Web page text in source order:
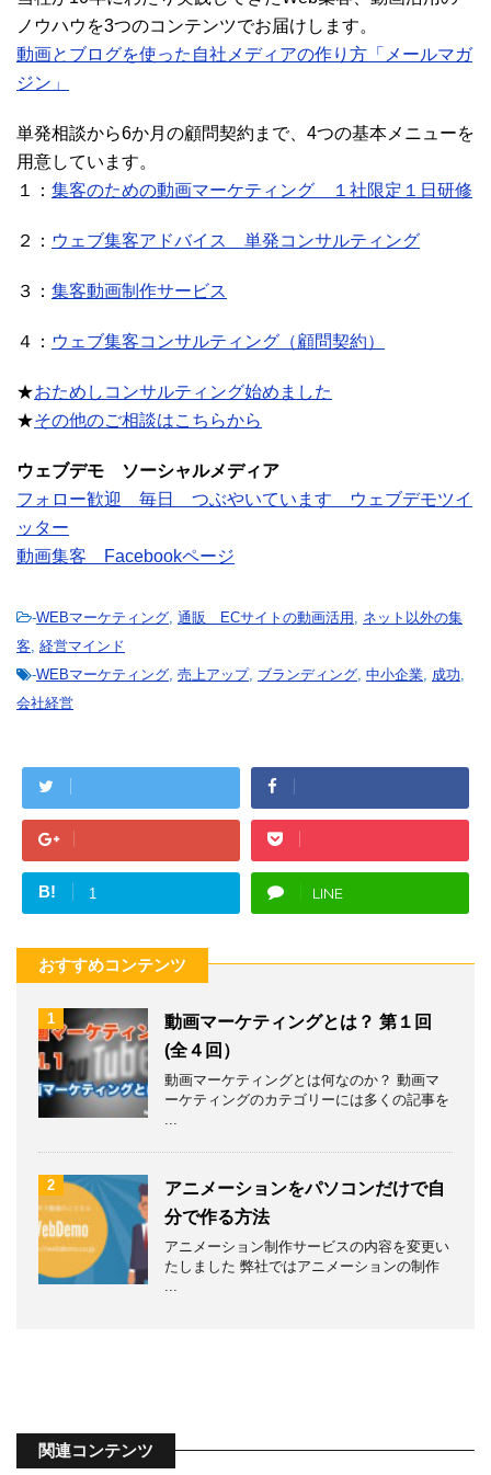
ノウハウを3つのコンテンツでお届けします。
動画とブログを使った自社メディアの作り方「メールマガ
ジン」
単発相談から6か月の顧問契約まで、4つの基本メニューを
用意しています。
１： 集客のための動画マーケティング １社限定１日研修
２： ウェブ集客アドバイス 単発コンサルティング
３： 集客動画制作サービス
４： ウェブ集客コンサルティング（顧問契約）
★おためしコンサルティング始めました
★その他のご相談はこちらから
ウェブデモ ソーシャルメディア
フォロー歓迎 毎日 つぶやいています ウェブデモツイ
ッター
動画集客 Facebookページ
-WEBマーケティング, 通販 ECサイトの動画活用 , ネット以外の集
客, 経営マインド
-WEBマーケティング, 売上アップ, ブランディング, 中小企業, 成功,
会社経営
B! 1 LINE
おすすめコンテンツ
1
動画マーケティングとは？ 第１回
(全４回）
動画マーケティングとは何なのか？ 動画マ
ーケティングのカテゴリーには多くの記事を
...
2
アニメーションをパソコンだけで自
分で作る方法
アニメーション制作サービスの内容を変更い
たしました 弊社ではアニメーションの制作
...
関連コンテンツ